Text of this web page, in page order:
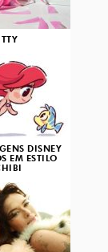
DISNEY
EM ESTILO